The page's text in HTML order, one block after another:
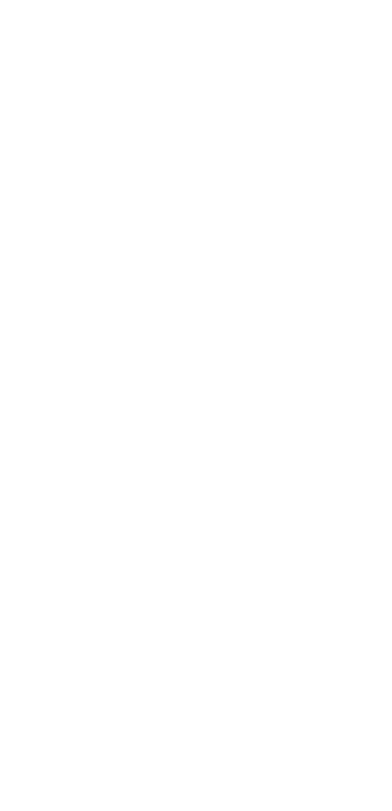
Claas Jaguar 990 – 2x Claas Xerion 4200, Fendt Traktoren mit 3x Hawe
— AgrartechnikHD – Agriculture in Action